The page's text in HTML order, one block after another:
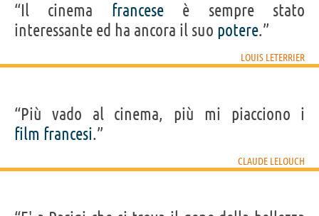
“Il cinema franceseè sempre stato
interessante ed ha ancora il suo potere.”
LOUIS LETERRIER
“Più vado al cinema, più mi piacciono i
film francesi.”
CLAUDE LELOUCH